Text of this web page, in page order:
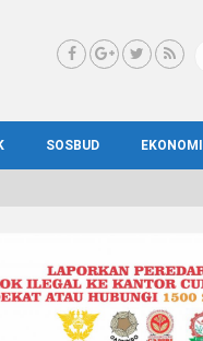
SOSBUD EKONOMI